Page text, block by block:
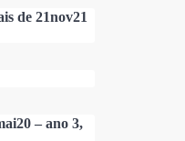
de 21nov21
– ano 3,